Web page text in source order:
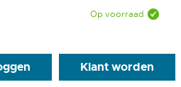
Op voorraad
Klant worden